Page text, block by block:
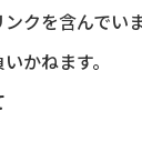
クを含んで
かねます。